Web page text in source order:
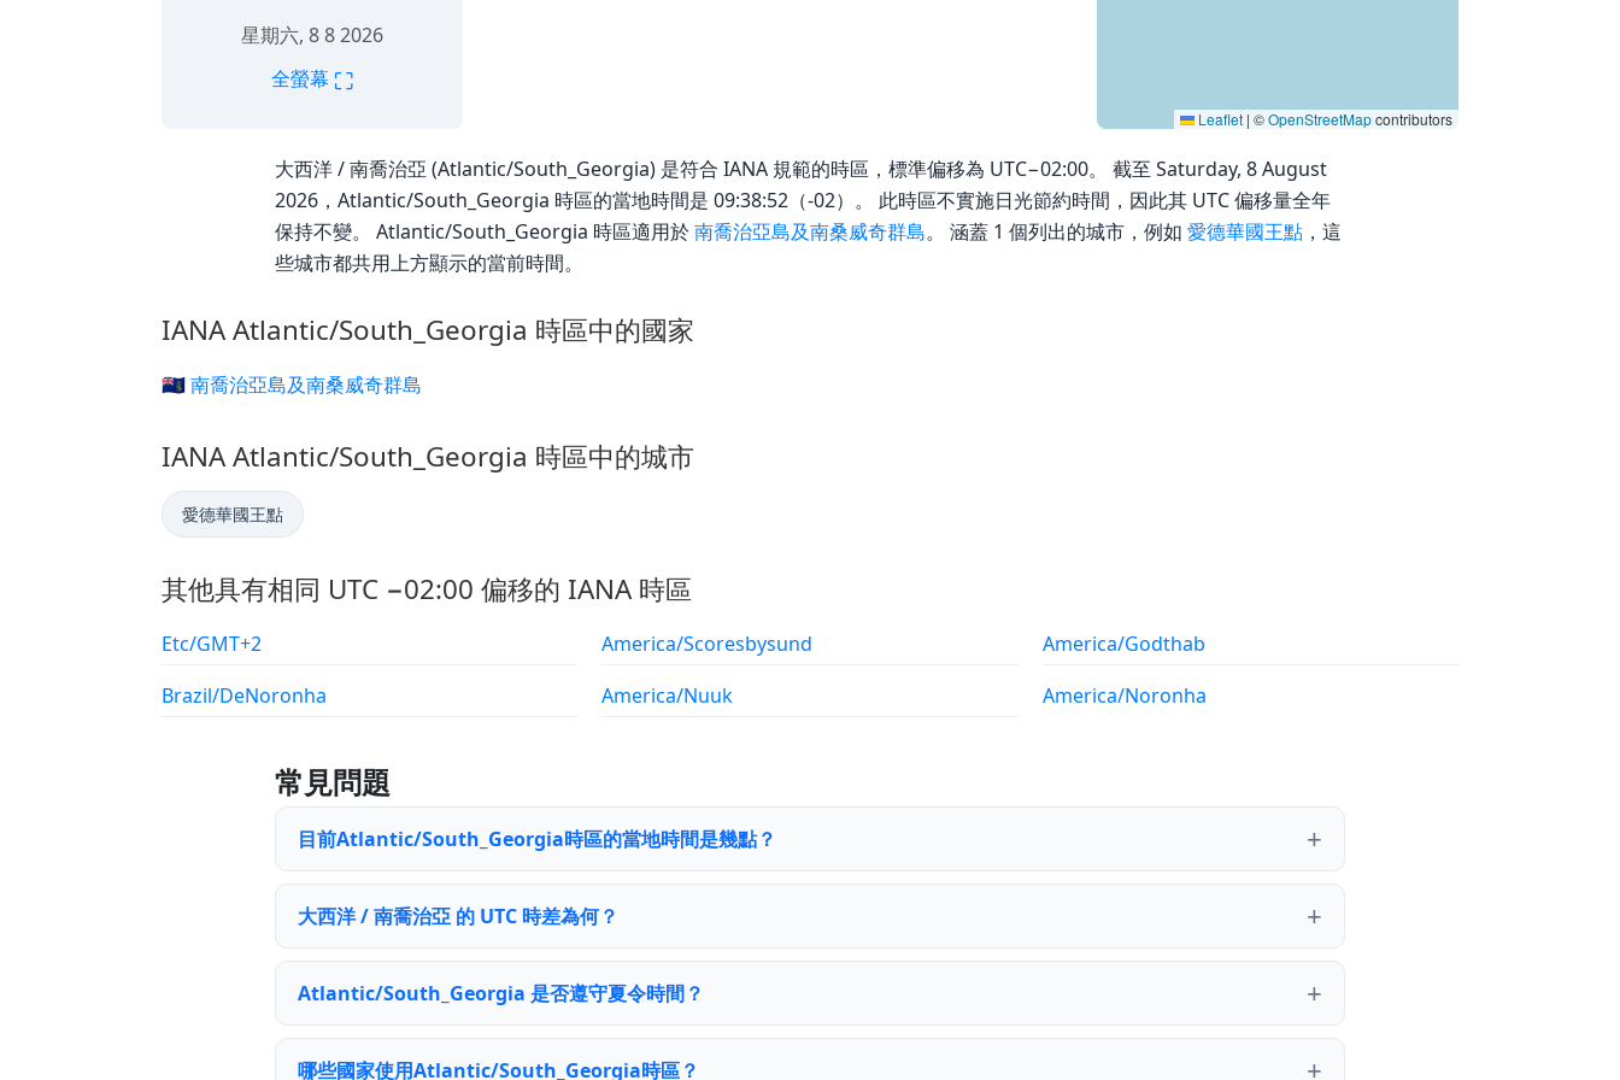
星期六, 8 8 2026
全螢幕 ⛶
Leaflet | ©OpenStreetMapcontributors
大西洋 / 南喬治亞 (Atlantic/South_Georgia) 是符合 IANA 規範的時區，標準偏移為 UTC−02:00。 截至 Saturday, 8 August
2026，Atlantic/South_Georgia 時區的當地時間是 09:38:52（-02）。 此時區不實施日光節約時間，因此其 UTC 偏移量全年
保持不變。 Atlantic/South_Georgia 時區適用於南喬治亞島及南桑威奇群島。 涵蓋 1 個列出的城市，例如 愛德華國王點 ，這
些城市都共用上方顯示的當前時間。
IANA Atlantic/South_Georgia 時區中的國家
🇬🇸 南喬治亞島及南桑威奇群島
IANA Atlantic/South_Georgia 時區中的城市
愛德華國王點
其他具有相同 UTC −02:00 偏移的 IANA 時區
Etc/GMT+2
Brazil/DeNoronha
America/Scoresbysund
America/Nuuk
America/Godthab
America/Noronha
常見問題
目前Atlantic/South_Georgia時區的當地時間是幾點？
大西洋 / 南喬治亞 的 UTC 時差為何？
Atlantic/South_Georgia 是否遵守夏令時間？
哪些國家使用Atlantic/South_Georgia時區？